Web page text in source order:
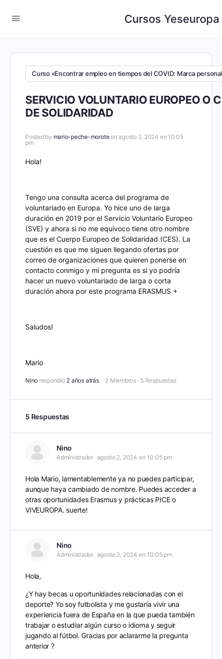
Cursos Yeseuropa
Curso «Encontrar empleo en tiempos del COVID: Marca
SERVICIO VOLUNTARIO EUROPEO O
DE SOLIDARIDAD
Posted by mario-peche-moroteon agosto 2, 2024 en 10:05
pm
Hola!
Tengo una consulta acerca del programa de
voluntariado en Europa. Yo hice uno de larga
duración en 2019 por el Servicio Voluntario Europeo
(SVE) y ahora si no me equivoco tiene otro nombre
que es el Cuerpo Europeo de Solidaridad (CES). La
cuestión es que me siguen llegando ofertas por
correo de organizaciones que quieren ponerse en
contacto conmigo y mi pregunta es si yo podría
hacer un nuevo voluntariado de larga o corta
duración ahora por este programa ERASMUS +
Saludos!
Mario
Nino respondió 2 años atrás 2 Miembros · 5 Respuestas
5 Respuestas
Nino
Administrador agosto 2, 2024 en 10:05 pm
Hola Mario, lamentablemente ya no puedes participar,
aunque haya cambiado de nombre. Puedes acceder a
otras oportunidades Erasmus y prácticas PICE o
VIVEUROPA. suerte!
Nino
Administrador agosto 2, 2024 en 10:05 pm
Hola,
¿Y hay becas u oportunidades relacionadas con el
deporte? Yo soy futbolista y me gustaría vivir una
experiencia fuera de España en la que pueda también
trabajar o estudiar algún curso o idioma y seguir
jugando al fútbol. Gracias por aclararme la pregunta
anterior ?